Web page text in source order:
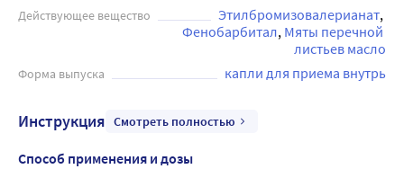
Действующее вещество
Этилбромизовалерианат
Фенобарбитал Мяты перечной
листьев масло
Форма выпуска капли для приема внутрь
Инструкция Смотреть полностью
Способ применения и дозы